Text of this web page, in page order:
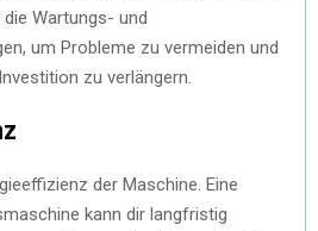
Wartungs- und
um Probleme zu vermeiden und
zu verlängern.
der Maschine. Eine
kann dir langfristig